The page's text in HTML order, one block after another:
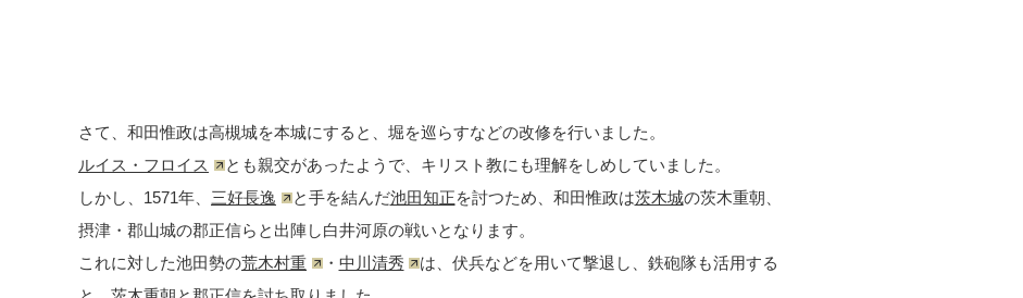
さて、和田惟政は高槻城を本城にすると、堀を巡らすなどの改修を行いました。
ルイス・フロイス
とも親交があったようで、キリスト教にも理解をしめしていました。
しかし、1571年、 三好長逸 と手を結んだ池田知正を討つため、和田惟政は茨木城の茨木重朝、
摂津・郡山城の郡正信らと出陣し白井河原の戦いとなります。
これに対した池田勢の荒木村重 ・ 中川清秀
は、伏兵などを用いて撃退し、鉄砲隊も活用する